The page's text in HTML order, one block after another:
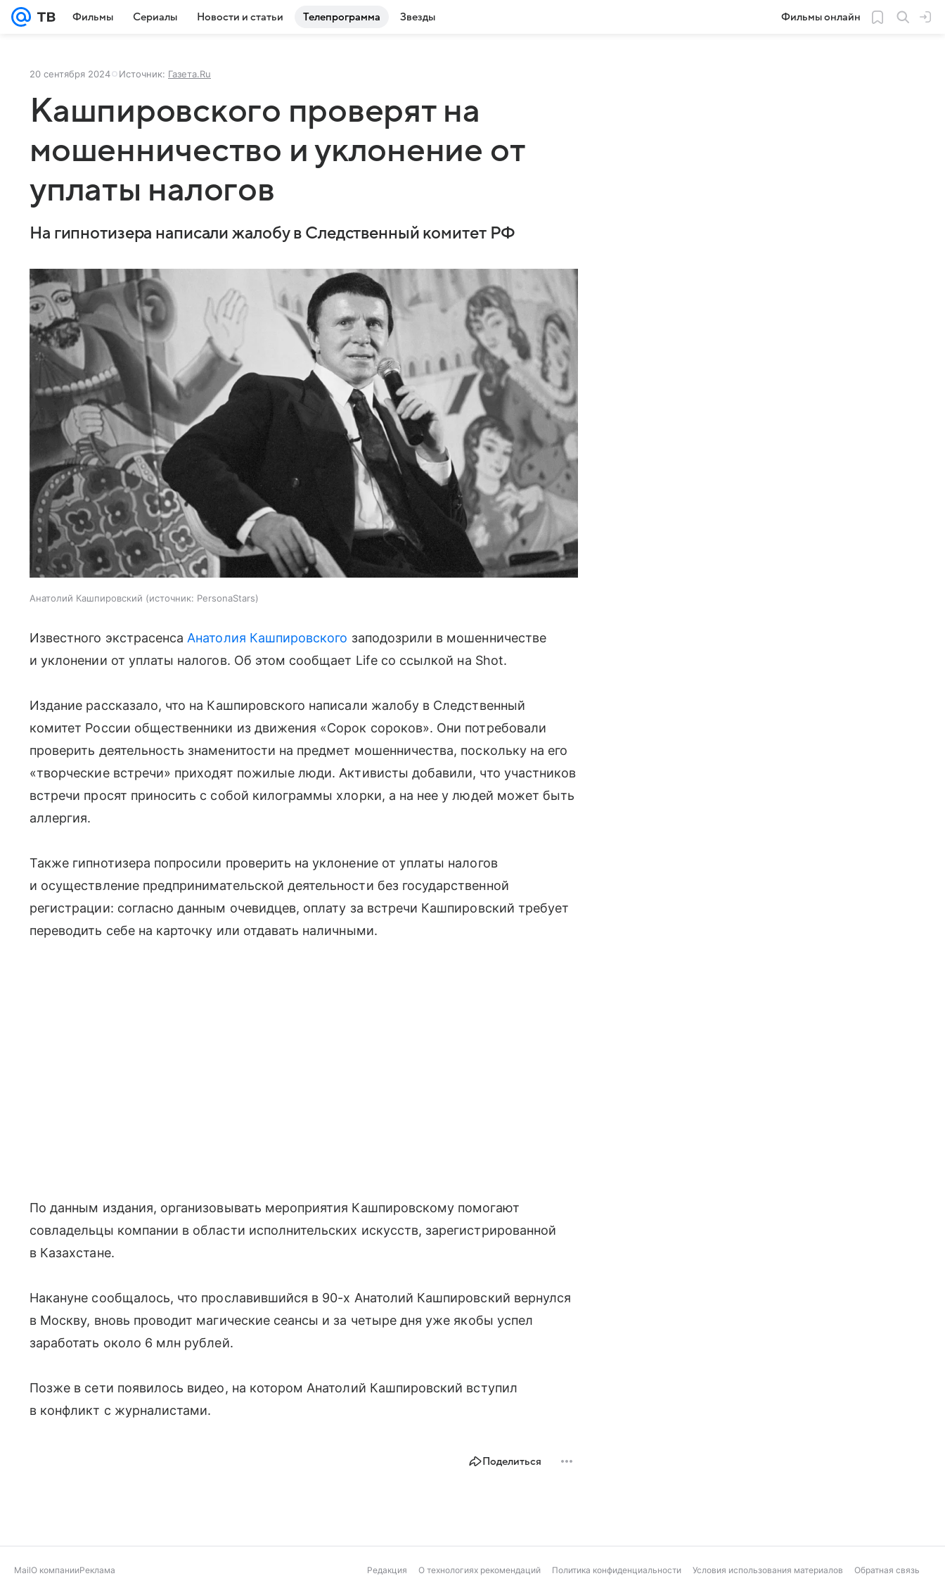
Фильмы Сериалы Новости и статьи Телепрограмма Звезды Фильмы онлайн
20 сентября 2024 Источник: Газета.Ru
Кашпировского проверят на
мошенничество и уклонение от
уплаты налогов
На гипнотизера написали жалобу в Следственный комитет РФ
Анатолий Кашпировский источник: PersonaStars
Известного экстрасенса Анатолия Кашпировского заподозрили в мошенничестве
и уклонении от уплаты налогов. Об этом сообщает Life со ссылкой на Shot.
Издание рассказало, что на Кашпировского написали жалобу в Следственный
комитет России общественники из движения «Сорок сороков». Они потребовали
проверить деятельность знаменитости на предмет мошенничества, поскольку на его
«творческие встречи» приходят пожилые люди. Активисты добавили, что участников
встречи просят приносить с собой килограммы хлорки, а на нее у людей может быть
аллергия.
Также гипнотизера попросили проверить на уклонение от уплаты налогов
и осуществление предпринимательской деятельности без государственной
регистрации: согласно данным очевидцев, оплату за встречи Кашпировский требует
переводить себе на карточку или отдавать наличными.
По данным издания, организовывать мероприятия Кашпировскому помогают
совладельцы компании в области исполнительских искусств, зарегистрированной
в Казахстане.
Накануне сообщалось, что прославившийся в 90-х Анатолий Кашпировский вернулся
в Москву, вновь проводит магические сеансы и за четыре дня уже якобы успел
заработать около 6 млн рублей.
Позже в сети появилось видео, на котором Анатолий Кашпировский вступил
в конфликт с журналистами.
Поделиться
MailО компанииРеклама Редакция О технологиях рекомендаций Политика конфиденциальности Условия использования материалов Обратная связь